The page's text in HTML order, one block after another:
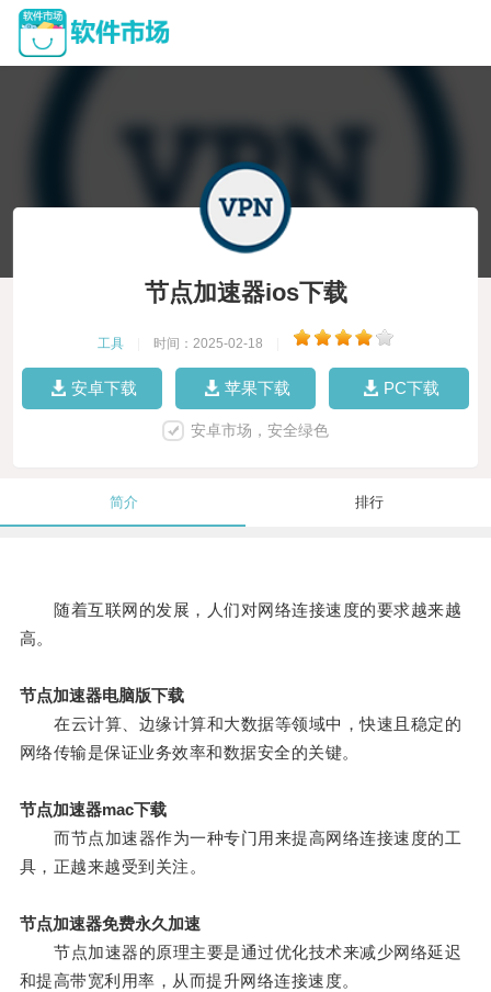
节点加速器ios下载
工具 时间：2025-02-18
安卓下载 苹果下载 PC下载
安卓市场，安全绿色
简介 排行
随着互联网的发展，人们对网络连接速度的要求越来越
高。
节点加速器电脑版下载
在云计算、边缘计算和大数据等领域中，快速且稳定的
网络传输是保证业务效率和数据安全的关键。
节点加速器mac下载
而节点加速器作为一种专门用来提高网络连接速度的工
具，正越来越受到关注。
节点加速器免费永久加速
节点加速器的原理主要是通过优化技术来减少网络延迟
和提高带宽利用率，从而提升网络连接速度。